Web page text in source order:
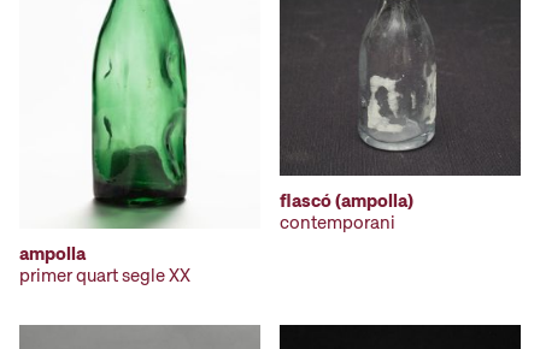
ampolla
primer quart segle XX
flascó (ampolla)
contemporani